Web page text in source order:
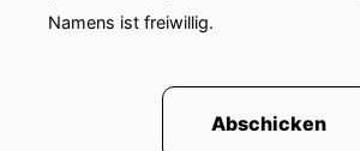
Namens ist freiwillig.
Abschicken